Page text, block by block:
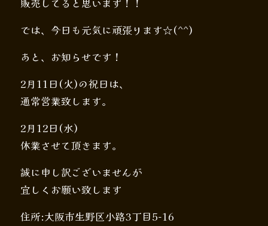
販売してると思います！！
では、今日も元気に頑張ります☆(^^)
あと、お知らせです！
2月11日(火)の祝日は、
通常営業致します。
2月12日(水)
休業させて頂きます。
誠に申し訳ございませんが
宜しくお願い致します
住所:大阪市生野区小路3丁目5-16